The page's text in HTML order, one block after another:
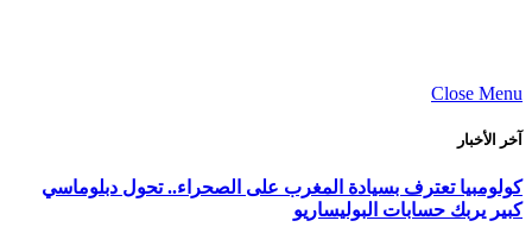
Close Menu
آخر الأخبار
كولومبيا تعترف بسيادة المغرب على الصحراء.. تحول دبلوماسي
كبير يربك حسابات البوليساريو